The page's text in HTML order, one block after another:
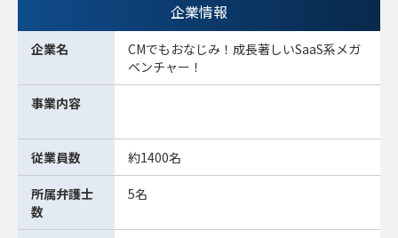
企業情報
企業名
CMでもおなじみ！成長著しいSaaS系メガ
ベンチャー！
事業内容
従業員数 約1400名
所属弁護士
数
5名